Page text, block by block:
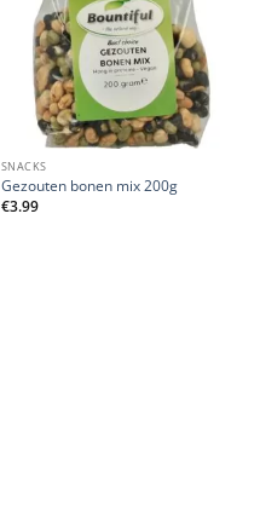
SNACKS
Gezouten bonen mix 200g
€3.99